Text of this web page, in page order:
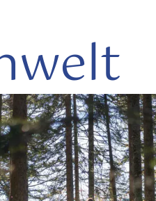
mehr
lesen